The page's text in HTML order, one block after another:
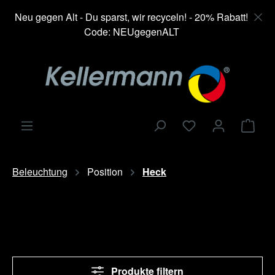
springen
Neu gegen Alt - Du sparst, wir recyceln! - 20% Rabatt!
Code: NEUgegenALT
Beleuchtung Position Heck
Produkte filtern